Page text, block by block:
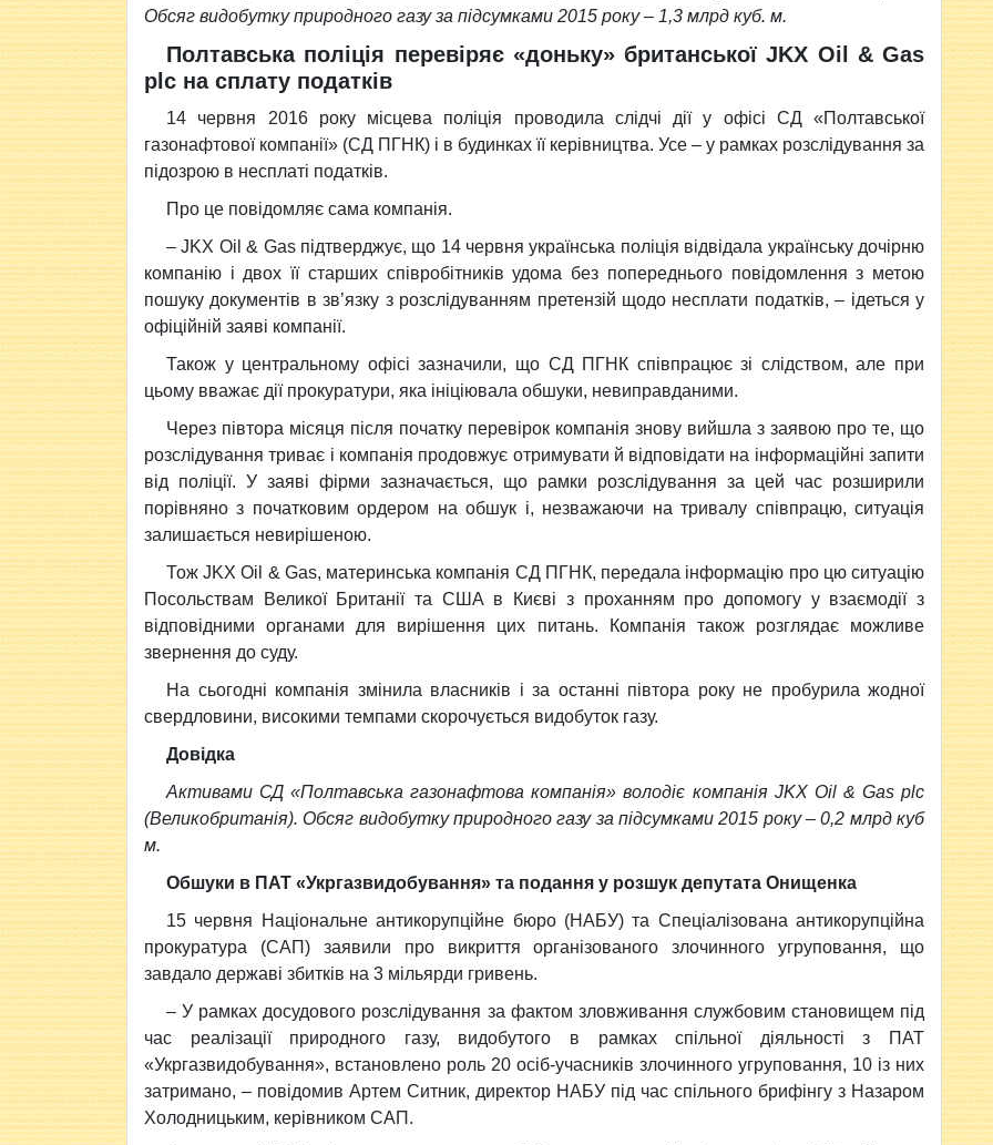
Обсяг видобутку природного газу за підсумками 2015 року – 1,3 млрд куб. м.
Полтавська поліція перевіряє «доньку» британської JKX Oil & Gas
plc на сплату податків
14 червня 2016 року місцева поліція проводила слідчі дії у офісі СД «Полтавської
газонафтової компанії» (СД ПГНК) і в будинках її керівництва. Усе – у рамках розслідування за
підозрою в несплаті податків.
Про це повідомляє сама компанія.
– JKX Oil & Gas підтверджує, що 14 червня українська поліція відвідала українську дочірню
компанію і двох її старших співробітників удома без попереднього повідомлення з метою
пошуку документів в зв’язку з розслідуванням претензій щодо несплати податків, – ідеться у
офіційній заяві компанії.
Також у центральному офісі зазначили, що СД ПГНК співпрацює зі слідством, але при
цьому вважає дії прокуратури, яка ініціювала обшуки, невиправданими.
Через півтора місяця після початку перевірок компанія знову вийшла з заявою про те, що
розслідування триває і компанія продовжує отримувати й відповідати на інформаційні запити
від поліції. У заяві фірми зазначається, що рамки розслідування за цей час розширили
порівняно з початковим ордером на обшук і, незважаючи на тривалу співпрацю, ситуація
залишається невирішеною.
Тож JKX Oil & Gas, материнська компанія СД ПГНК, передала інформацію про цю ситуацію
Посольствам Великої Британії та США в Києві з проханням про допомогу у взаємодії з
відповідними органами для вирішення цих питань. Компанія також розглядає можливе
звернення до суду.
На сьогодні компанія змінила власників і за останні півтора року не пробурила жодної
свердловини, високими темпами скорочується видобуток газу.
Довідка
Активами СД «Полтавська газонафтова компанія» володіє компанія JKX Oil & Gas plc
(Великобританія). Обсяг видобутку природного газу за підсумками 2015 року – 0,2 млрд куб
м.
Обшуки в ПАТ «Укргазвидобування» та подання у розшук депутата Онищенка
15 червня Національне антикорупційне бюро (НАБУ) та Спеціалізована антикорупційна
прокуратура (САП) заявили про викриття організованого злочинного угруповання, що
завдало державі збитків на 3 мільярди гривень.
– У рамках досудового розслідування за фактом зловживання службовим становищем під
час реалізації природного газу, видобутого в рамках спільної діяльності з ПАТ
«Укргазвидобування», встановлено роль 20 осіб-учасників злочинного угруповання, 10 із них
затримано, – повідомив Артем Ситник, директор НАБУ під час спільного брифінгу з Назаром
Холодницьким, керівником САП.